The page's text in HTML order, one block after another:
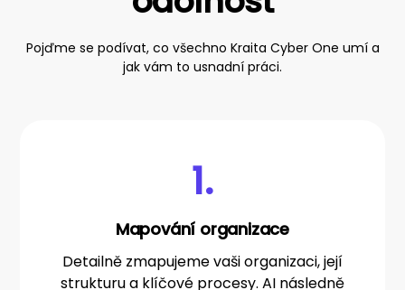
Pojďme se podívat, co všechno Kraita Cyber One umí a
jak vám to usnadní práci.
1.
Mapování organizace
Detailně zmapujeme vaši organizaci, její
strukturu a klíčové procesy. AI následně